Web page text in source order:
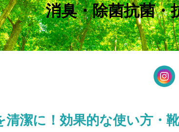
消臭・除菌抗菌・
潔に！効果的な使い方・